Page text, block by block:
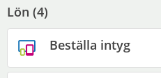
Lön (4)
Beställa intyg